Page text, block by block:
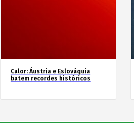
Calor: Áustria e Eslováquia
batem recordes históricos